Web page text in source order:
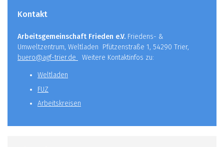
Kontakt
Arbeitsgemeinschaft Frieden e.V. Friedens- &
Umweltzentrum, Weltladen Pfützenstraße 1, 54290 Trier,
buero@agf-trier.de
Weitere Kontaktinfos zu:
Weltladen
FUZ
Arbeitskreisen